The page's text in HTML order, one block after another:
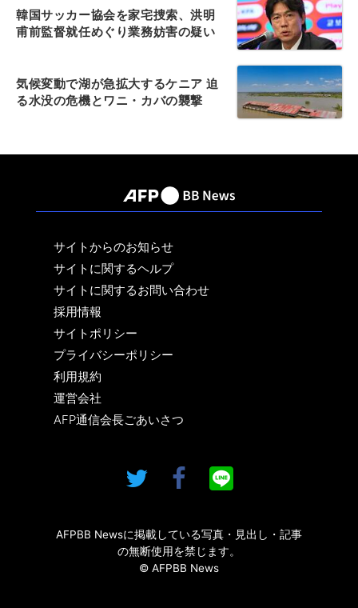
韓国サッカー協会を家宅捜索、洪明
甫前監督就任めぐり業務妨害の疑い
気候変動で湖が急拡大するケニア 迫
る水没の危機とワニ・カバの襲撃
サイトからのお知らせ
サイトに関するヘルプ
サイトに関するお問い合わせ
採用情報
サイトポリシー
プライバシーポリシー
利用規約
運営会社
AFP通信会長ごあいさつ
AFPBB Newsに掲載している写真・見出し・記事
の無断使用を禁じます。
© AFPBB News